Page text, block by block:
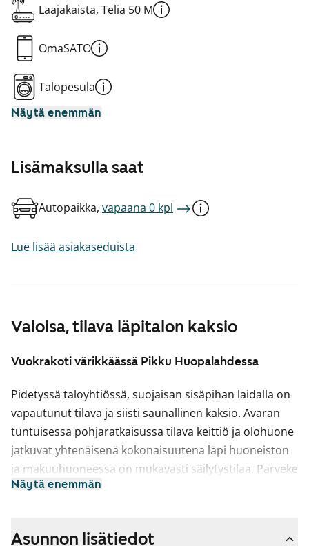
Valoisa, tilava läpitalon kaksio
Vuokrakoti värikkäässä Pikku Huopalahdessa
Pidetyssä taloyhtiössä, suojaisan sisäpihan laidalla on
vapautunut tilava ja siisti saunallinen kaksio. Avaran
tuntuisessa pohjaratkaisussa tilava keittiö ja olohuone
jatkuvat yhtenäisenä kokonaisuutena läpi huoneiston
ja makuuhuoneessa on mukavasti säilytystilaa. Parveke
avautuu olohuoneesta länteen pihan puolelle.
Kylpyhuoneessa on kaakeloidut seinät ja
Näytä enemmän
Laajakaista, Telia 50 M
OmaSATO
Talopesula
Näytä enemmän
Lisämaksulla saat
Autopaikka, vapaana 0 kpl
Lue lisää asiakaseduista
Asunnon lisätiedot